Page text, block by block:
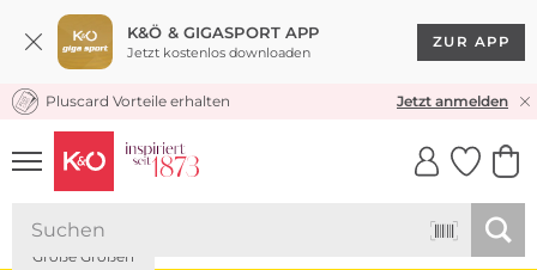
K&Ö & GIGASPORT APP
Jetzt kostenlos downloaden
ZUR APP
KOSTENLOSER VERSAND* & RÜCKVERSAND
Pluscard Vorteile erhalten Jetzt anmelden
UNSERE APP
CLICK &
Große Größen